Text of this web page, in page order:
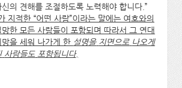
의 견해를 조절하도록 노력해야 합니다.”
가 지적한 “어떤 사람”이라는 말에는 여호와의
한 모든 사람들이 포함되며 따라서 그 연대
을 세워 나가게 한 설명을 지면으로 나오게
사람들도 포함됩니다.